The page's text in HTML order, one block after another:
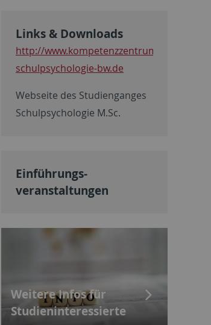
Links & Downloads
http://www.kompetenzzentrum-
schulpsychologie-bw.de
Webseite des Studienganges
Schulpsychologie M.Sc.
Einführungs­
veranstaltungen
Weitere Infos für
Studien­interessierte